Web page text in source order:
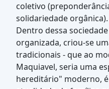
coletivo
solidariedade orgânica).
Dentro dessa
organizada, criou-se
tradicionais - que ao
Maquiavel, seria uma
hereditário" moderno,